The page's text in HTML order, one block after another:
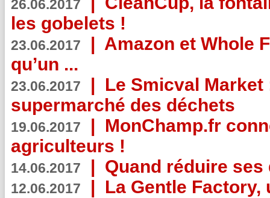
26.06.2017
les gobelets !
23.06.2017 | Amazon et Whole
qu’un ...
23.06.2017 | Le Smicval
supermarché des déchets
19.06.2017 | MonChamp.fr
agriculteurs !
14.06.2017 | Quand réduire
12.06.2017 | La Gentle